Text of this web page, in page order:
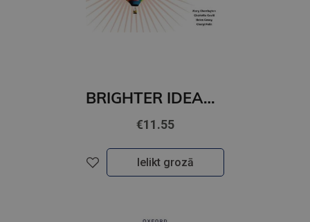
BRIGHTER IDEAS 3 Workbook
€11.55
Ielikt grozā